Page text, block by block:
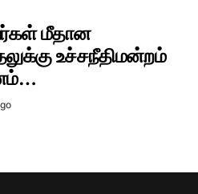
மீதான
உச்சநீதிமன்றம்